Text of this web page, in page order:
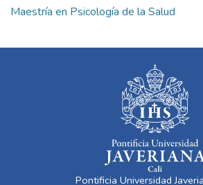
Maestría en Psicología de la Salud
Pontificia Universidad